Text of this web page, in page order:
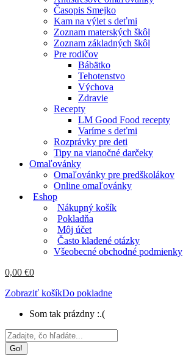
Časopis Smejko
Kam na výlet s deťmi
Zoznam materských škôl
Zoznam základných škôl
Pre rodičov
Bábätko
Tehotenstvo
Výchova
Zdravie
Recepty
LM Good Food recepty
Varíme s deťmi
Rozprávky pre deti
Tipy na vianočné darčeky
Omaľovánky
Omaľovánky pre predškolákov
Online omaľovánky
Eshop
Nákupný košík
Pokladňa
Môj účet
Často kladené otázky
Všeobecné obchodné podmienky
0,00 €0
Zobraziť košíkDo pokladne
Som tak prázdny :.(
Search: